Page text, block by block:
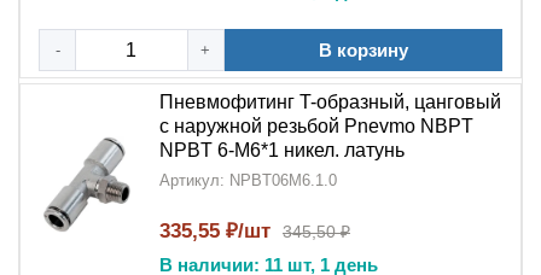
- + В корзину
Пневмофитинг T-образный, цанговый
с наружной резьбой Pnevmo NBPT
NPBT 6-M6*1 никел. латунь
Артикул: NPBT06M6.1.0
335,55 ₽/шт 345,50 ₽
В наличии: 11 шт, 1 день